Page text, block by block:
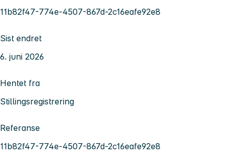
11b82f47-774e-4507-867d-2c16eafe92e8
Sist endret
6. juni 2026
Hentet fra
Stillingsregistrering
Referanse
11b82f47-774e-4507-867d-2c16eafe92e8